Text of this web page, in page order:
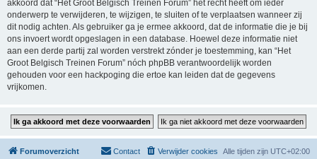
akkoord dat “Het Groot Belgisch Treinen Forum” het recht heeft om ieder
onderwerp te verwijderen, te wijzigen, te sluiten of te verplaatsen wanneer zij
dit nodig achten. Als gebruiker ga je ermee akkoord, dat de informatie die je bij
ons invoert wordt opgeslagen in een database. Hoewel deze informatie niet
aan een derde partij zal worden verstrekt zónder je toestemming, kan “Het
Groot Belgisch Treinen Forum” nóch phpBB verantwoordelijk worden
gehouden voor een hackpoging die ertoe kan leiden dat de gegevens
vrijkomen.
Forumoverzicht Alle tijden zijn UTC+02:00
Verwijder cookies
Contact